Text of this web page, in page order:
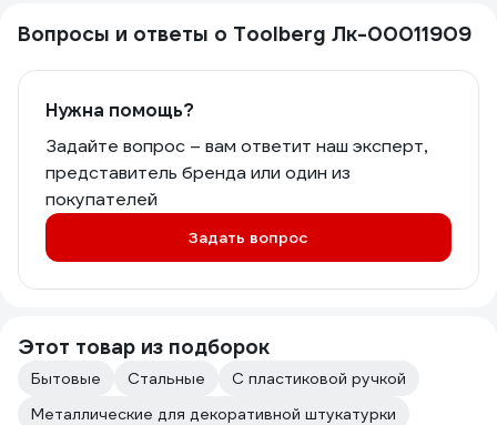
Вопросы и ответы о Toolberg Лк-00011909
Нужна помощь?
Задайте вопрос – вам ответит наш эксперт,
представитель бренда или один из
покупателей
Задать вопрос
Этот товар из подборок
Бытовые Стальные
С пластиковой ручкой
Металлические для декоративной штукатурки